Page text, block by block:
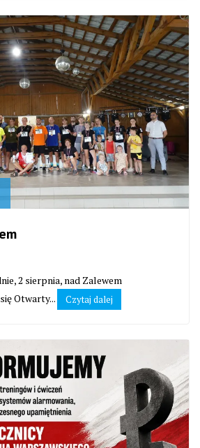
2 sierpnia, nad Zalewem
Otwarty...
Czytaj dalej